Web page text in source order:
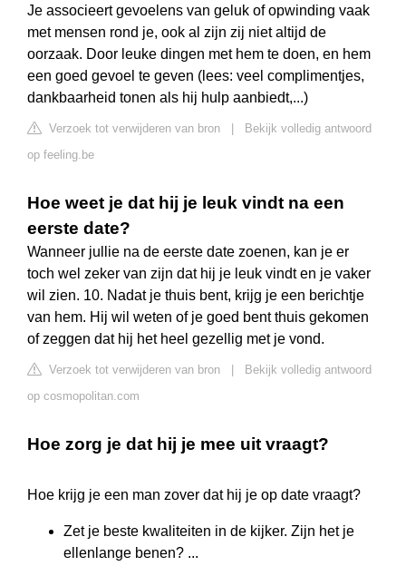
Je associeert gevoelens van geluk of opwinding vaak
met mensen rond je, ook al zijn zij niet altijd de
oorzaak. Door leuke dingen met hem te doen, en hem
een goed gevoel te geven (lees: veel complimentjes,
dankbaarheid tonen als hij hulp aanbiedt,...)
Verzoek tot verwijderen van bron
Bekijk volledig antwoord
op feeling.be
Hoe weet je dat hij je leuk vindt na een
eerste date?
Wanneer jullie na de eerste date zoenen, kan je er
toch wel zeker van zijn dat hij je leuk vindt en je vaker
wil zien. 10. Nadat je thuis bent, krijg je een berichtje
van hem. Hij wil weten of je goed bent thuis gekomen
of zeggen dat hij het heel gezellig met je vond.
Verzoek tot verwijderen van bron
Bekijk volledig antwoord
op cosmopolitan.com
Hoe zorg je dat hij je mee uit vraagt?
Hoe krijg je een man zover dat hij je op date vraagt?
Zet je beste kwaliteiten in de kijker. Zijn het je
ellenlange benen? ...